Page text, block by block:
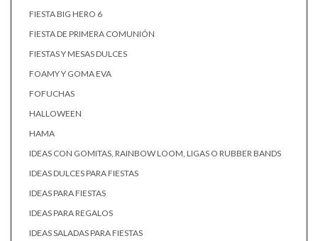
FIESTA BIG HERO 6
FIESTA DE PRIMERA COMUNIÓN
FIESTAS Y MESAS DULCES
FOAMY Y GOMA EVA
FOFUCHAS
HALLOWEEN
HAMA
IDEAS CON GOMITAS, RAINBOW LOOM, LIGAS O RUBBER BANDS
IDEAS DULCES PARA FIESTAS
IDEAS PARA FIESTAS
IDEAS PARA REGALOS
IDEAS SALADAS PARA FIESTAS